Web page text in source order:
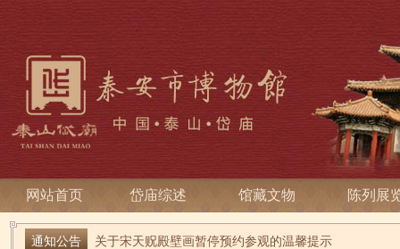
网站首页 岱庙综述 馆藏文物 陈列展
通知公告
端午寻古趣 雅俗话安康| 岱庙2026端午节系列活动